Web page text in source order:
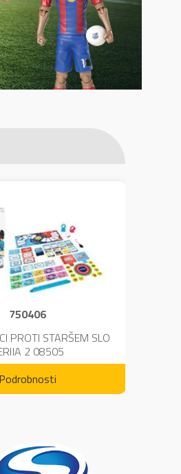
750406
PROTI STARŠEM SLO
2 08505
Podrobnosti